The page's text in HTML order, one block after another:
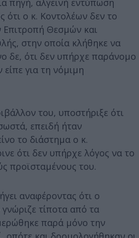
πηγή, αλγεινή εντύπωση
ότι ο κ. Κοντολέων δεν το
Επιτροπή Θεσμών και
στην οποία κλήθηκε να
δε, ότι δεν υπήρχε παράνομο
για τη νόμιμη
του, υποστήριξε ότι
επειδή ήταν
το διάστημα ο κ.
ότι δεν υπήρχε λόγος να το
προϊσταμένους του.
αναφέροντας ότι ο
τίποτα από τα
παρά μόνο την